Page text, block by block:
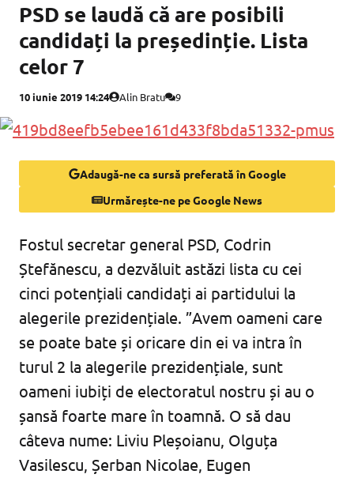
PSD se laudă că are posibili
candidați la președinție. Lista
celor 7
10 iunie 2019 14:24 Alin Bratu 9
Adaugă-ne ca sursă preferată în Google
Urmărește-ne pe Google News
Fostul secretar general PSD, Codrin
Ștefănescu, a dezvăluit astăzi lista cu cei
cinci potențiali candidați ai partidului la
alegerile prezidențiale. ”Avem oameni care
se poate bate și oricare din ei va intra în
turul 2 la alegerile prezidențiale, sunt
oameni iubiți de electoratul nostru și au o
șansă foarte mare în toamnă. O să dau
câteva nume: Liviu Pleșoianu, Olguța
Vasilescu, Șerban Nicolae, Eugen